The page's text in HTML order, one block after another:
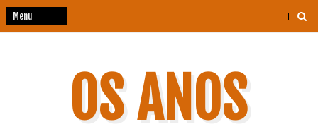
OS ANOS